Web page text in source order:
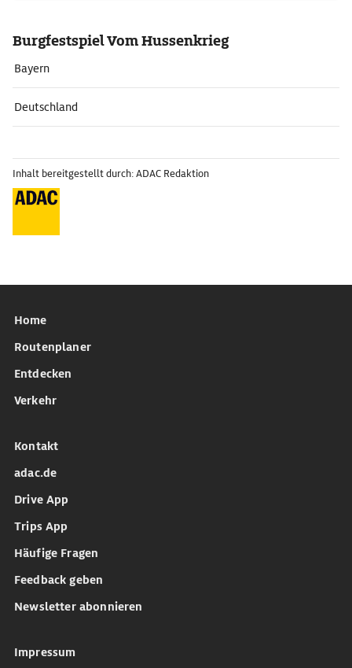
Burgfestspiel Vom Hussenkrieg
Bayern
Deutschland
Inhalt bereitgestellt durch: ADAC Redaktion
Home
Routenplaner
Entdecken
Verkehr
Kontakt
adac.de
Drive App
Trips App
Häufige Fragen
Feedback geben
Newsletter abonnieren
Impressum